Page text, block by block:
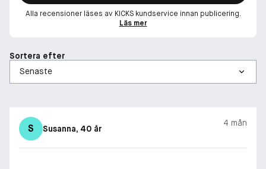
Alla recensioner läses av KICKS kundservice innan publicering.
Läs mer
Sortera efter
S Susanna, 40 år
4 mån